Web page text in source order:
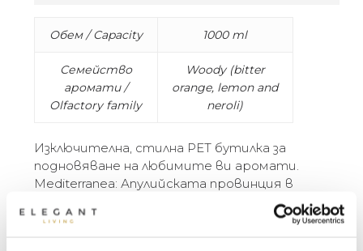
Обем / Capacity 1000 ml
Семейство
аромати /
Olfactory family
Woody (bitter
orange, lemon and
neroli)
Изключителна, стилна PET бутилка за
подновяване на любимите ви аромати.
Mediterranea: Апулийската провинция в
цялото си плодородие, с нарове и бодливи
круши, тежащи от плодове, надничащи